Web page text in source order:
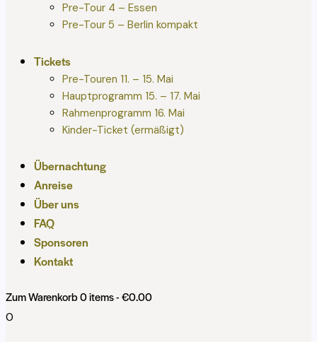
Pre-Tour 4 – Essen
Pre-Tour 5 – Berlin kompakt
Tickets
Pre-Touren 11. – 15. Mai
Hauptprogramm 15. – 17. Mai
Rahmenprogramm 16. Mai
Kinder-Ticket (ermäßigt)
Übernachtung
Anreise
Über uns
FAQ
Sponsoren
Kontakt
Zum Warenkorb0 items-€0.00
0